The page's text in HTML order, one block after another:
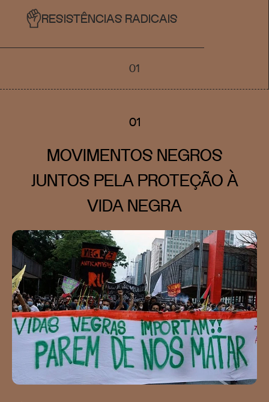
RESISTÊNCIAS RADICAIS
01
01
MOVIMENTOS NEGROS
JUNTOS PELA PROTEÇÃO À
VIDA NEGRA